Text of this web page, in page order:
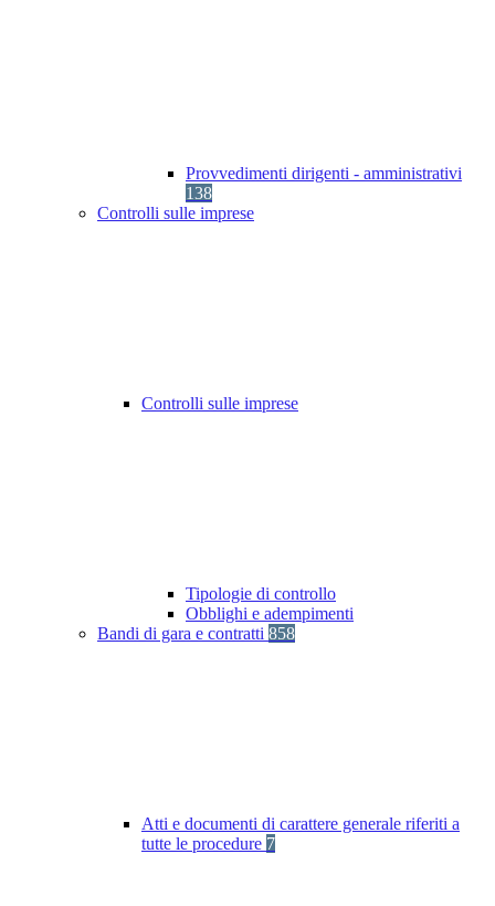
Provvedimenti dirigenti - amministrativi
138
Controlli sulle imprese
Controlli sulle imprese
Tipologie di controllo
Obblighi e adempimenti
Bandi di gara e contratti 858
Atti e documenti di carattere generale riferiti a
tutte le procedure 7